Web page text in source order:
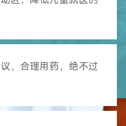
，合理用药，绝不过